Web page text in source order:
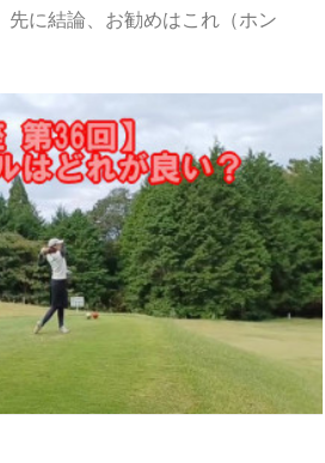
先に結論、お勧めはこれ（ホン